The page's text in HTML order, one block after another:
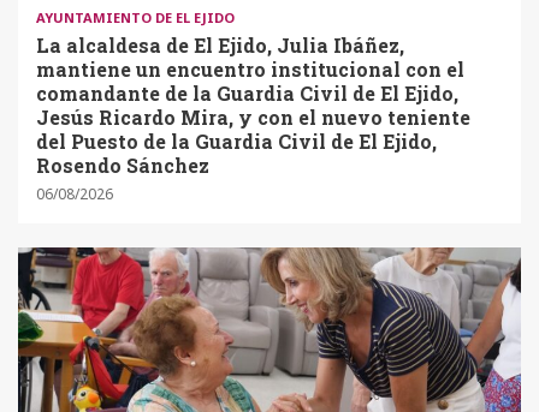
AYUNTAMIENTO DE EL EJIDO
La alcaldesa de El Ejido, Julia Ibáñez,
mantiene un encuentro institucional con el
comandante de la Guardia Civil de El Ejido,
Jesús Ricardo Mira, y con el nuevo teniente
del Puesto de la Guardia Civil de El Ejido,
Rosendo Sánchez
06/08/2026